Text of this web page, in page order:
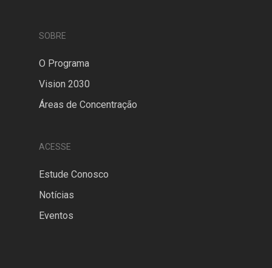
SOBRE
O Programa
Vision 2030
Áreas de Concentração
ACESSE
Estude Conosco
Notícias
Eventos